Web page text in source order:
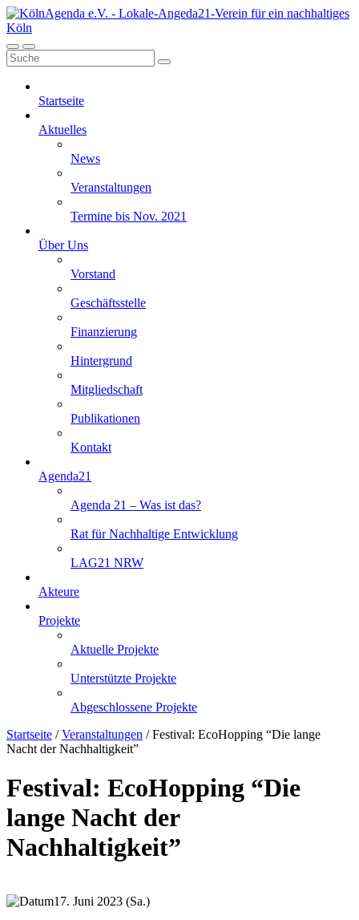
Startseite
Aktuelles
News
Veranstaltungen
Termine bis Nov. 2021
Über Uns
Vorstand
Geschäftsstelle
Finanzierung
Hintergrund
Mitgliedschaft
Publikationen
Kontakt
Agenda21
Agenda 21 – Was ist das?
Rat für Nachhaltige Entwicklung
LAG21 NRW
Akteure
Projekte
Aktuelle Projekte
Unterstützte Projekte
Abgeschlossene Projekte
Startseite /Veranstaltungen /Festival: EcoHopping “Die lange
Nacht der Nachhaltigkeit”
Festival: EcoHopping “Die
lange Nacht der
Nachhaltigkeit”
17. Juni 2023 (Sa.)